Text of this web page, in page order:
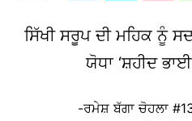
ਸਿੱਖੀ ਸਰੂਪ ਦੀ ਮਹਿਕ ਨੂੰ
ਯੋਧਾ ‘ਸ਼ਹੀਦ
-ਰਮੇਸ਼ ਬੱਗਾ ਚੋਹਲਾ